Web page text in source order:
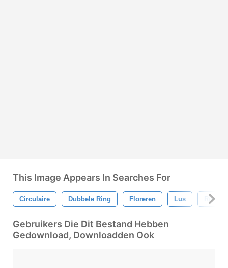
This Image Appears In Searches For
Circulaire Dubbele Ring Floreren Lus Ring
Gebruikers Die Dit Bestand Hebben
Gedownload, Downloadden Ook